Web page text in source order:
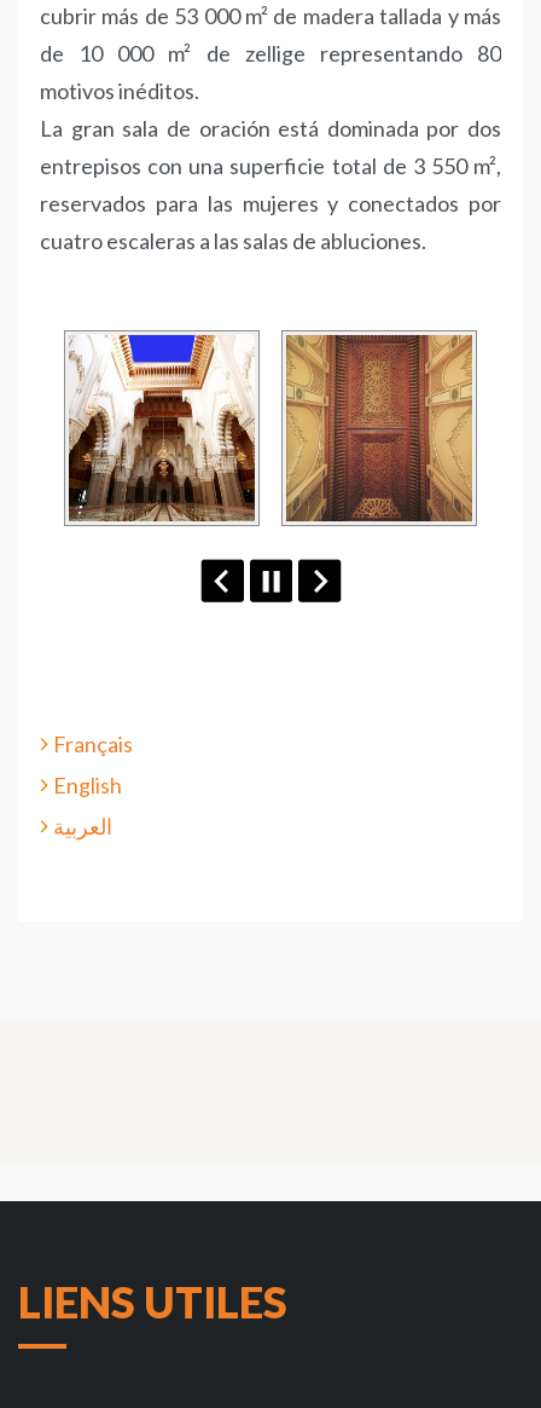
cubrir más de 53 000 m² de madera tallada y más
de 10 000 m² de zellige representando 80
motivos inéditos.
La gran sala de oración está dominada por dos
entrepisos con una superficie total de 3 550 m²,
reservados para las mujeres y conectados por
cuatro escaleras a las salas de abluciones.
Français
English
العربية
LIENS UTILES